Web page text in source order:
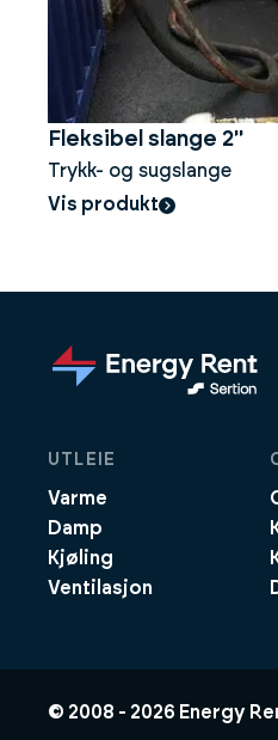
Fleksibel slange 2''
Trykk- og sugslange
Vis produkt
UTLEIE
Varme
Damp
Kjøling
Ventilasjon
© 2008 - 2026 Energy